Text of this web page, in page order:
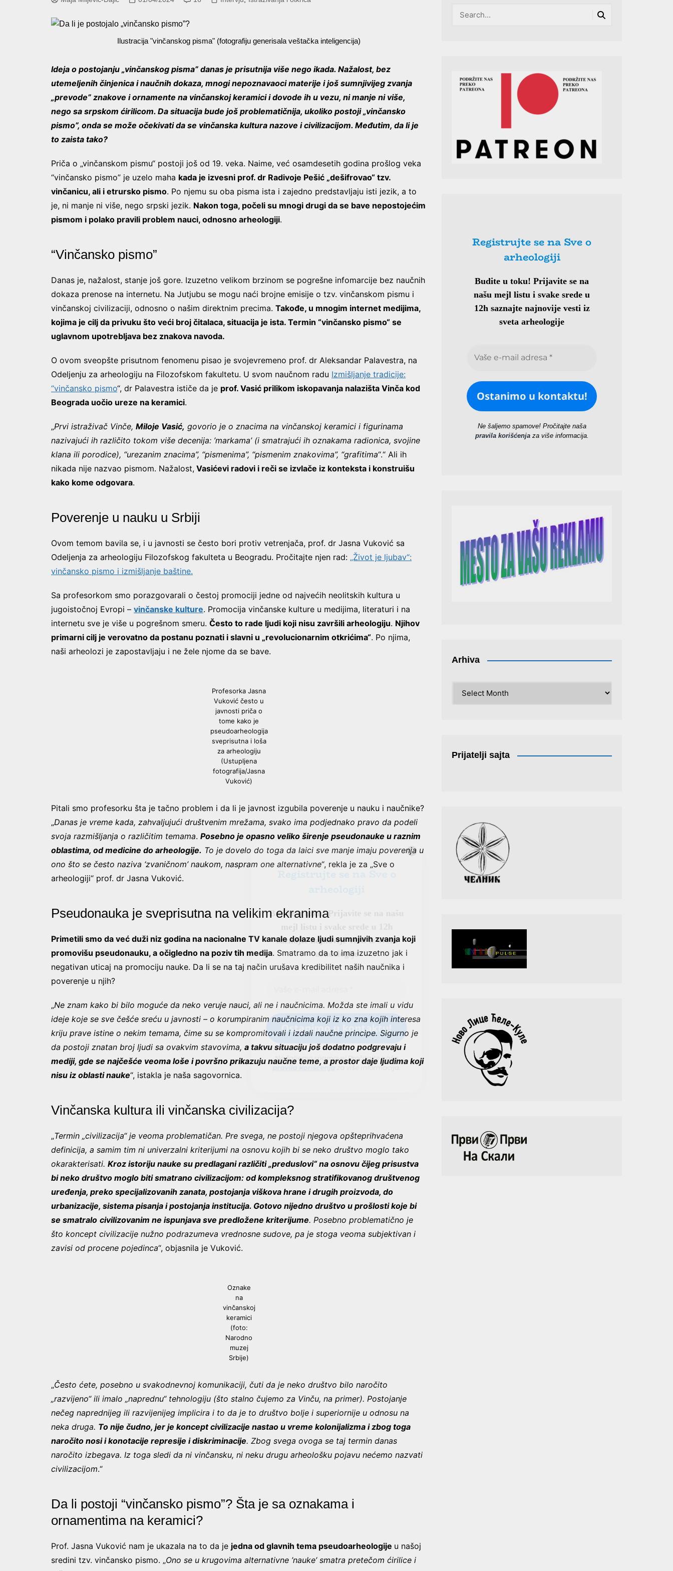
Ilustracija "vinčanskog pisma" (fotografiju generisala veštačka inteligencija)
Ideja o postojanju „vinčanskog pisma” danas je prisutnija više nego ikada. Nažalost, bez
utemeljenih činjenica i naučnih dokaza, mnogi nepoznavaoci materije i još sumnjivijeg zvanja
„prevode” znakove i ornamente na vinčanskoj keramici i dovode ih u vezu, ni manje ni više,
nego sa srpskom ćirilicom. Da situacija bude još problematičnija, ukoliko postoji „vinčansko
pismo”, onda se može očekivati da se vinčanska kultura nazove i civilizacijom. Međutim, da li je
to zaista tako?
Priča o „vinčanskom pismu“ postoji još od 19. veka. Naime, već osamdesetih godina prošlog veka
“vinčansko pismo” je uzelo maha kada je izvesni prof. dr Radivoje Pešić „dešifrovao“ tzv.
vinčanicu, ali i etrursko pismo. Po njemu su oba pisma ista i zajedno predstavljaju isti jezik, a to
je, ni manje ni više, nego srpski jezik. Nakon toga, počeli su mnogi drugi da se bave nepostojećim
pismom i polako pravili problem nauci, odnosno arheologiji.
“Vinčansko pismo”
Danas je, nažalost, stanje još gore. Izuzetno velikom brzinom se pogrešne infomarcije bez naučnih
dokaza prenose na internetu. Na Jutjubu se mogu naći brojne emisije o tzv. vinčanskom pismu i
vinčanskoj civilizaciji, odnosno o našim direktnim precima. Takođe, u mnogim internet medijima,
kojima je cilj da privuku što veći broj čitalaca, situacija je ista. Termin “vinčansko pismo“ se
uglavnom upotrebljava bez znakova navoda.
O ovom sveopšte prisutnom fenomenu pisao je svojevremeno prof. dr Aleksandar Palavestra, na
Odeljenju za arheologiju na Filozofskom fakultetu. U svom naučnom radu Izmišljanje tradicije:
“vinčansko pismo“, dr Palavestra ističe da je prof. Vasić prilikom iskopavanja nalazišta Vinča kod
Beograda uočio ureze na keramici.
„Prvi istraživač Vinče, Miloje Vasić, govorio je o znacima na vinčanskoj keramici i figurinama
nazivajući ih različito tokom više decenija: ’markama’ (i smatrajući ih oznakama radionica, svojine
klana ili porodice), “urezanim znacima”, “pismenima”, “pismenim znakovima”, “grafitima“.“ Ali ih
nikada nije nazvao pismom. Nažalost, Vasićevi radovi i reči se izvlače iz konteksta i konstruišu
kako kome odgovara.
Poverenje u nauku u Srbiji
Ovom temom bavila se, i u javnosti se često bori protiv vetrenjača, prof. dr Jasna Vuković sa
Odeljenja za arheologiju Filozofskog fakulteta u Beogradu. Pročitajte njen rad: „Život je ljubav“:
vinčansko pismo i izmišljanje baštine.
Sa profesorkom smo porazgovarali o čestoj promociji jedne od najvećih neolitskih kultura u
jugoistočnoj Evropi – vinčanske kulture. Promocija vinčanske kulture u medijima, literaturi i na
internetu sve je više u pogrešnom smeru. Često to rade ljudi koji nisu završili arheologiju. Njihov
primarni cilj je verovatno da postanu poznati i slavni u „revolucionarnim otkrićima“. Po njima,
naši arheolozi je zapostavljaju i ne žele njome da se bave.
Profesorka Jasna
Vuković često u
javnosti priča o
tome kako je
pseudoarheologija
sveprisutna i loša
za arheologiju
(Ustupljena
fotografija/Jasna
Vuković)
Pitali smo profesorku šta je tačno problem i da li je javnost izgubila poverenje u nauku i naučnike?
„Danas je vreme kada, zahvaljujući društvenim mrežama, svako ima podjednako pravo da podeli
svoja razmišljanja o različitim temama. Posebno je opasno veliko širenje pseudonauke u raznim
oblastima, od medicine do arheologije. To je dovelo do toga da laici sve manje imaju poverenja u
ono što se često naziva ‘zvaničnom’ naukom, naspram one alternativne“, rekla je za „Sve o
arheologiji“ prof. dr Jasna Vuković.
Pseudonauka je sveprisutna na velikim ekranima
Primetili smo da već duži niz godina na nacionalne TV kanale dolaze ljudi sumnjivih zvanja koji
promovišu pseudonauku, a očigledno na poziv tih medija. Smatramo da to ima izuzetno jak i
negativan uticaj na promociju nauke. Da li se na taj način urušava kredibilitet naših naučnika i
poverenje u njih?
„Ne znam kako bi bilo moguće da neko veruje nauci, ali ne i naučnicima. Možda ste imali u vidu
ideje koje se sve češće sreću u javnosti – o korumpiranim naučnicima koji iz ko zna kojih interesa
kriju prave istine o nekim temama, čime su se kompromitovali i izdali naučne principe. Sigurno je
da postoji znatan broj ljudi sa ovakvim stavovima, a takvu situaciju još dodatno podgrevaju i
mediji, gde se najčešće veoma loše i površno prikazuju naučne teme, a prostor daje ljudima koji
nisu iz oblasti nauke“, istakla je naša sagovornica.
Vinčanska kultura ili vinčanska civilizacija?
„Termin „civilizacija“ je veoma problematičan. Pre svega, ne postoji njegova opšteprihvaćena
definicija, a samim tim ni univerzalni kriterijumi na osnovu kojih bi se neko društvo moglo tako
okarakterisati. Kroz istoriju nauke su predlagani različiti „preduslovi“ na osnovu čijeg prisustva
bi neko društvo moglo biti smatrano civilizacijom: od kompleksnog stratifikovanog društvenog
uređenja, preko specijalizovanih zanata, postojanja viškova hrane i drugih proizvoda, do
urbanizacije, sistema pisanja i postojanja institucija. Gotovo nijedno društvo u prošlosti koje bi
se smatralo civilizovanim ne ispunjava sve predložene kriterijume. Posebno problematično je
što koncept civilizacije nužno podrazumeva vrednosne sudove, pa je stoga veoma subjektivan i
zavisi od procene pojedinca“, objasnila je Vuković.
Oznake
na
vinčanskoj
keramici
(foto:
Narodno
muzej
Srbije)
„Često ćete, posebno u svakodnevnoj komunikaciji, čuti da je neko društvo bilo naročito
„razvijeno“ ili imalo „naprednu“ tehnologiju (što stalno čujemo za Vinču, na primer). Postojanje
nečeg naprednijeg ili razvijenijeg implicira i to da je to društvo bolje i superiornije u odnosu na
neka druga. To nije čudno, jer je koncept civilizacije nastao u vreme kolonijalizma i zbog toga
naročito nosi i konotacije represije i diskriminacije. Zbog svega ovoga se taj termin danas
naročito izbegava. Iz toga sledi da ni vinčansku, ni neku drugu arheološku pojavu nećemo nazvati
civilizacijom.“
Da li postoji “vinčansko pismo”? Šta je sa oznakama i
ornamentima na keramici?
Prof. Jasna Vuković nam je ukazala na to da je jedna od glavnih tema pseudoarheologije u našoj
sredini tzv. vinčansko pismo. „Ono se u krugovima alternativne ’nauke’ smatra pretečom ćirilice i
Registrujte se na Sve o
arheologiji
Budite u toku!
Prijavite se na našu
mejl listu i svake srede u 12h
saznajte najnovije vesti iz sveta
Registrujte se na Sve o
arheologiji
Budite u toku! Prijavite se na
našu mejl listu i svake srede u
12h saznajte najnovije vesti iz
sveta arheologije
Ne šaljemo spamove! Pročitajte naša
pravila korišćenjaza više informacija.
Arhiva
Prijatelji sajta